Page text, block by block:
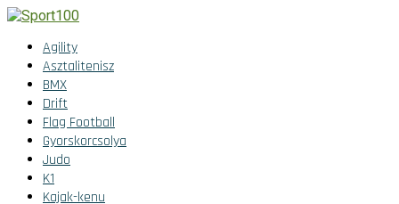
Agility
Asztalitenisz
BMX
Drift
Flag Football
Gyorskorcsolya
Judo
K1
Kajak-kenu